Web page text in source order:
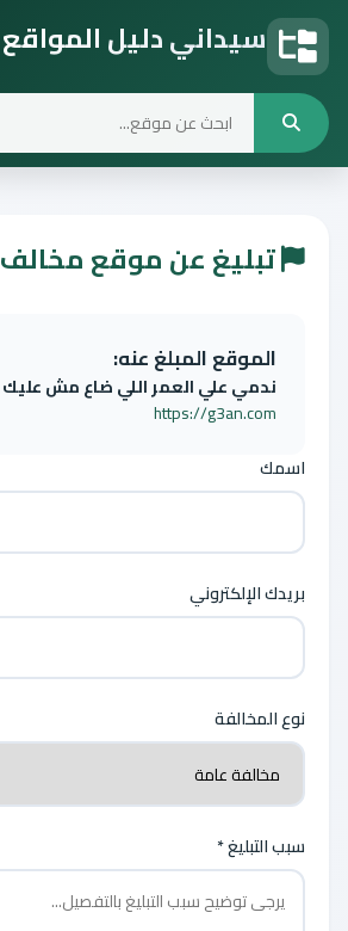
سيداني دليل المواقع
تبليغ عن موقع مخالف
الموقع المبلغ عنه:
ندمي علي العمر اللي ضاع مش عليك
https://g3an.com
اسمك
بريدك الإلكتروني
نوع المخالفة
سبب التبليغ *